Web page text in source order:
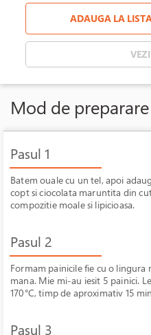
ADAUGA LA
Mod de preparare
Pasul 1
Batem ouale cu un tel, apoi
copt si ciocolata maruntita din
compozitie moale si lipicioasa.
Pasul 2
Formam painicile fie cu o
mana. Mie mi-au iesit 5 painici.
170°C, timp de aproximativ 15
Pasul 3